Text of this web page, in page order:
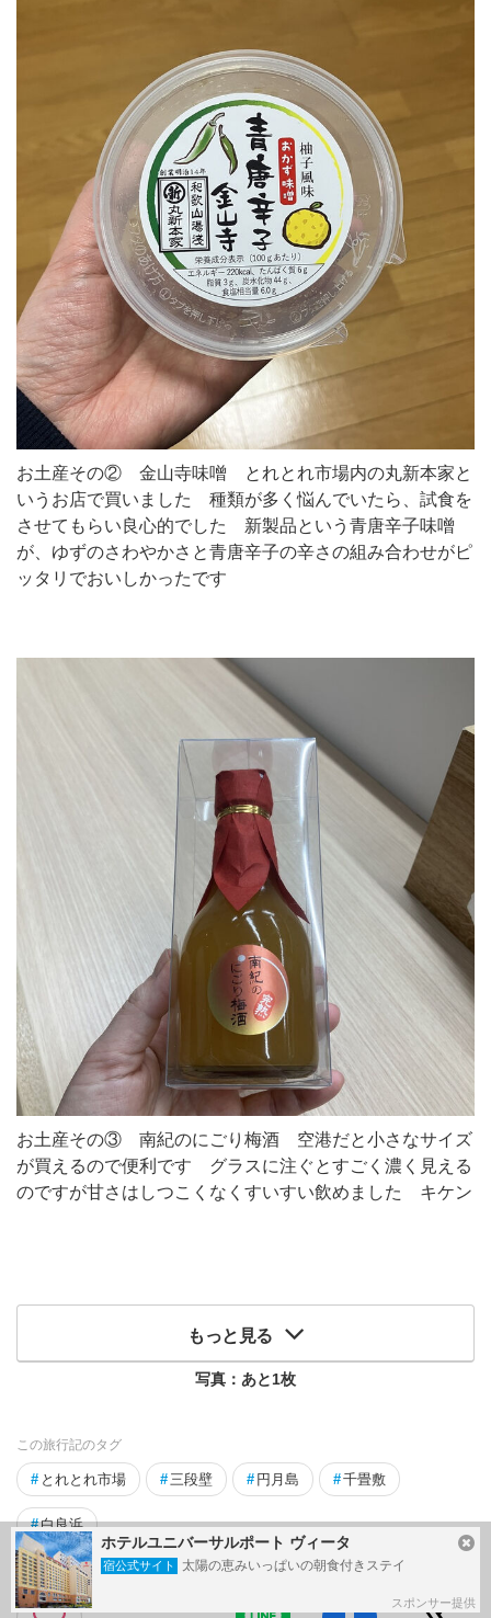
お土産その② 金山寺味噌 とれとれ市場内の丸新本家と
いうお店で買いました 種類が多く悩んでいたら、試食を
させてもらい良心的でした 新製品という青唐辛子味噌
が、ゆずのさわやかさと青唐辛子の辛さの組み合わせがピ
ッタリでおいしかったです
お土産その③ 南紀のにごり梅酒 空港だと小さなサイズ
が買えるので便利です グラスに注ぐとすごく濃く見える
のですが甘さはしつこくなくすいすい飲めました キケン
もっと見る
写真：あと1枚
この旅行記のタグ
# とれとれ市場 #三段壁 # 円月島 #千畳敷
#白良浜
ホテルユニバーサルポート ヴィータ
宿公式サイト 太陽の恵みいっぱいの朝食付きステイ
スポンサー提供